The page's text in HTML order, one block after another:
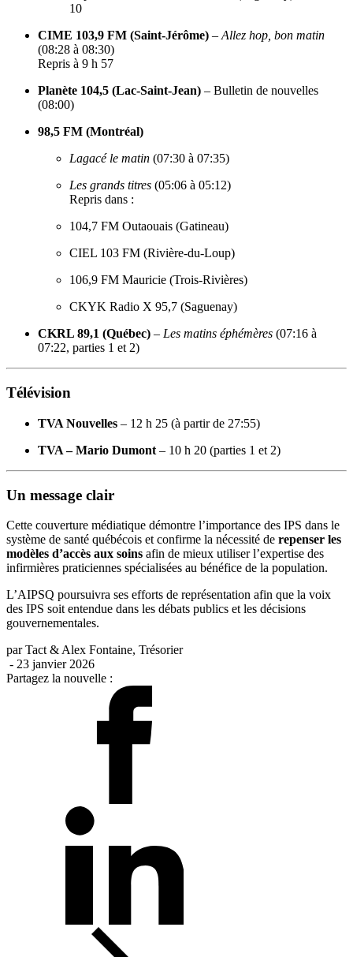
10
CIME 103,9 FM (Saint-Jérôme) – Allez hop, bon matin
(08:28 à 08:30)
Repris à 9 h 57
Planète 104,5 (Lac-Saint-Jean) – Bulletin de nouvelles
(08:00)
98,5 FM (Montréal)
Lagacé le matin (07:30 à 07:35)
Les grands titres (05:06 à 05:12)
Repris dans :
104,7 FM Outaouais (Gatineau)
CIEL 103 FM (Rivière-du-Loup)
106,9 FM Mauricie (Trois-Rivières)
CKYK Radio X 95,7 (Saguenay)
CKRL 89,1 (Québec) – Les matins éphémères (07:16 à
07:22, parties 1 et 2)
Télévision
TVA Nouvelles – 12 h 25 (à partir de 27:55)
TVA – Mario Dumont – 10 h 20 (parties 1 et 2)
Un message clair
Cette couverture médiatique démontre l’importance des IPS dans le
système de santé québécois et confirme la nécessité de repenser les
modèles d’accès aux soins afin de mieux utiliser l’expertise des
infirmières praticiennes spécialisées au bénéfice de la population.
L’AIPSQ poursuivra ses efforts de représentation afin que la voix
des IPS soit entendue dans les débats publics et les décisions
gouvernementales.
parTact & Alex Fontaine, Trésorier
- 23 janvier 2026
Partagez la nouvelle :